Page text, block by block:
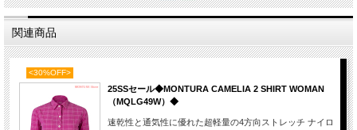
関連商品
<30%OFF>
25SSセール◆MONTURA CAMELIA 2 SHIRT WOMAN
（MQLG49W）◆
速乾性と通気性に優れた超軽量の4方向ストレッチ ナイロ